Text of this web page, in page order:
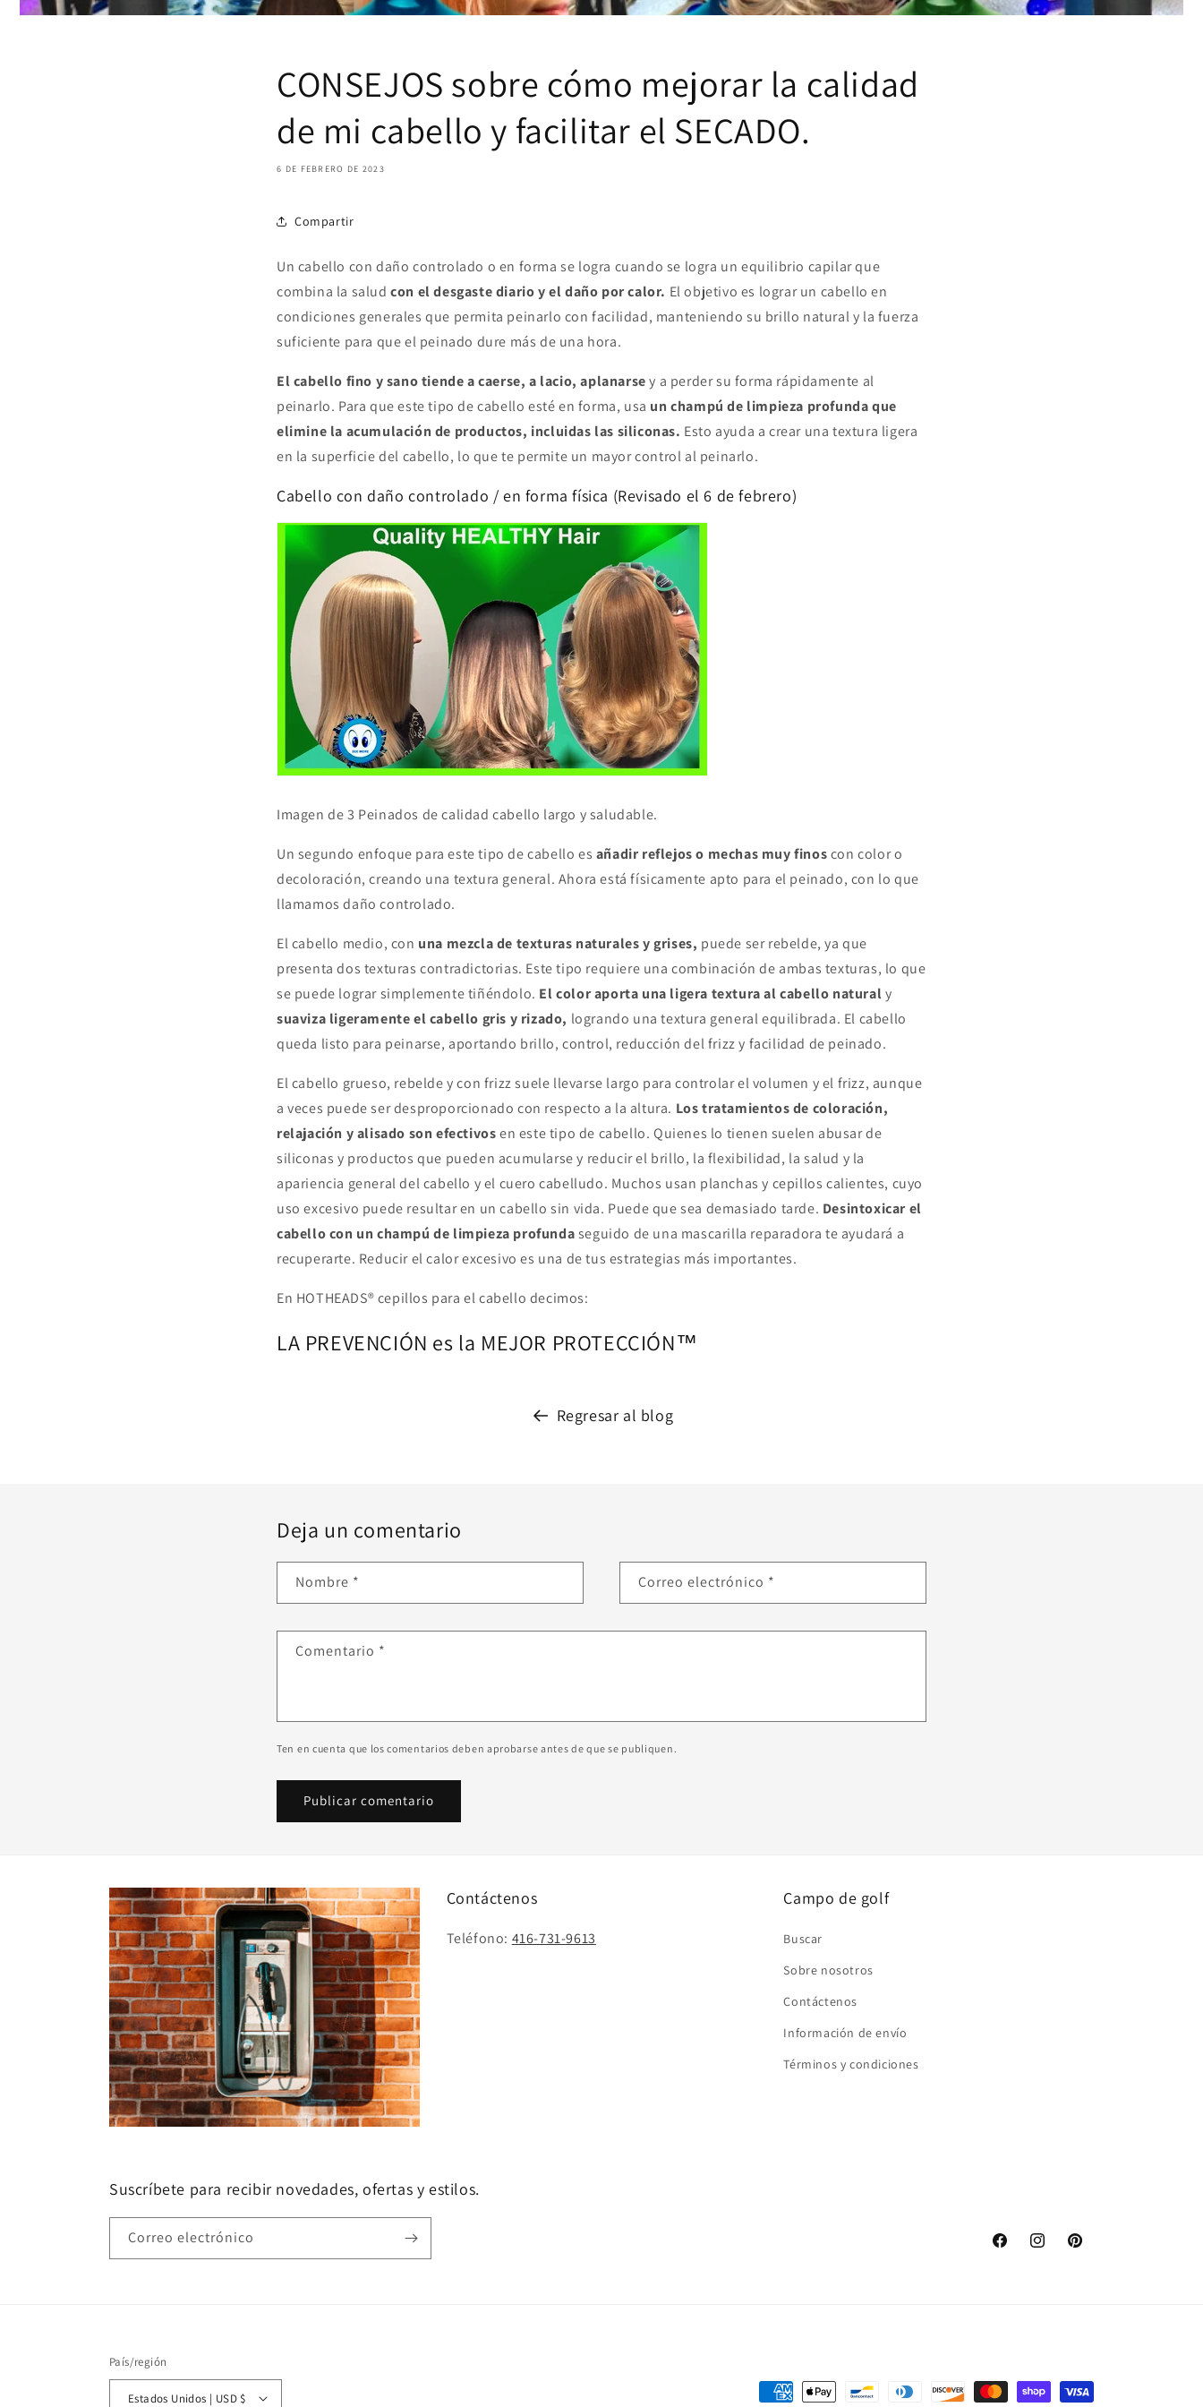
CONSEJOS sobre cómo mejorar la calidad
de mi cabello y facilitar el SECADO.
6 DE FEBRERO DE 2023
Compartir
Un cabello con daño controlado o en forma se logra cuando se logra un equilibrio capilar que
combina la saludcon el desgaste diario y el daño por calor. El objetivo es lograr un cabello en
condiciones generales que permita peinarlo con facilidad, manteniendo su brillo natural y la fuerza
suficiente para que el peinado dure más de una hora.
El cabello fino y sano tiende a caerse, a lacio, aplanarsey a perder su forma rápidamente al
peinarlo. Para que este tipo de cabello esté en forma, usa un champú de limpieza profunda que
elimine la acumulación de productos, incluidas las siliconas. Esto ayuda a crear una textura ligera
en la superficie del cabello, lo que te permite un mayor control al peinarlo.
Cabello con daño controlado / en forma física (Revisado el 6 de febrero)
Imagen de 3 Peinados de calidad cabello largo y saludable.
Un segundo enfoque para este tipo de cabello es añadir reflejos o mechas muy finoscon color o
decoloración, creando una textura general. Ahora está físicamente apto para el peinado, con lo que
llamamos daño controlado.
El cabello medio, con una mezcla de texturas naturales y grises, puede ser rebelde, ya que
presenta dos texturas contradictorias. Este tipo requiere una combinación de ambas texturas, lo que
se puede lograr simplemente tiñéndolo. El color aporta una ligera textura al cabello naturaly
suaviza ligeramente el cabello gris y rizado, logrando una textura general equilibrada. El cabello
queda listo para peinarse, aportando brillo, control, reducción del frizz y facilidad de peinado.
El cabello grueso, rebelde y con frizz suele llevarse largo para controlar el volumen y el frizz, aunque
a veces puede ser desproporcionado con respecto a la altura. Los tratamientos de coloración,
relajación y alisado son efectivosen este tipo de cabello. Quienes lo tienen suelen abusar de
siliconas y productos que pueden acumularse y reducir el brillo, la flexibilidad, la salud y la
apariencia general del cabello y el cuero cabelludo. Muchos usan planchas y cepillos calientes, cuyo
uso excesivo puede resultar en un cabello sin vida. Puede que sea demasiado tarde. Desintoxicar el
cabellocon un champú de limpieza profundaseguido de una mascarilla reparadora te ayudará a
recuperarte. Reducir el calor excesivo es una de tus estrategias más importantes.
En HOTHEADS® cepillos para el cabello decimos:
LA PREVENCIÓN es la MEJOR PROTECCIÓN™
Regresar al blog
Deja un comentario
Nombre * Correo electrónico *
Comentario *
Ten en cuenta que los comentarios deben aprobarse antes de que se publiquen.
Contáctenos
Teléfono: 416-731-9613
Campo de golf
Buscar
Sobre nosotros
Contáctenos
Información de envío
Términos y condiciones
Suscríbete para recibir novedades, ofertas y estilos.
Correo electrónico
FacebookInstagramPinterest
País/región
Estados Unidos | USD $ Formas